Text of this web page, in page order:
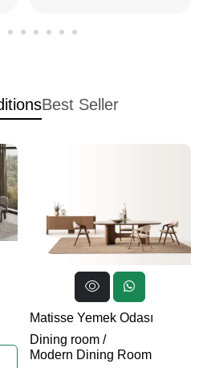
Best Seller
Matisse Yemek Odası
Dining room/
Modern Dining Room